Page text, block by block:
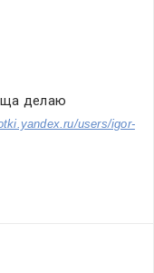
делаю
users/igor-